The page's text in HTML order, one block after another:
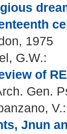
1975
G.W.:
of
Gen.
V.:
Jnun